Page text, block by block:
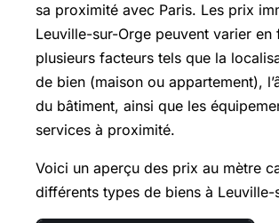
sa proximité avec Paris. Les prix
Leuville-sur-Orge peuvent varier en
plusieurs facteurs tels que la
de bien (maison ou appartement),
du bâtiment, ainsi que les
services à proximité.
Voici un aperçu des prix au mètre
différents types de biens à Leuville-